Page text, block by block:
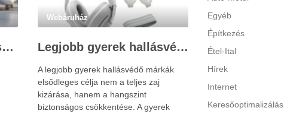
Utasbiztosítás extrém sportokra és krónikus betegségek esetén: mire figyelj utazás előtt?
Webáruház
Legjobb gyerek hallásvédő márkák: mire figyeljenek a szülők választáskor?
A legjobb gyerek hallásvédő márkák
elsődleges célja nem a teljes zaj
kizárása, hanem a hangszint
biztonságos csökkentése. A gyerek
Egyéb
Építkezés
Étel-Ital
Hírek
Internet
Keresőoptimalizálás